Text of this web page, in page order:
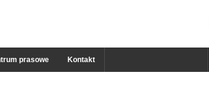
prasowe Kontakt